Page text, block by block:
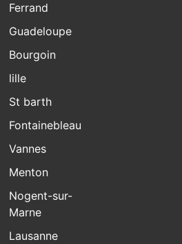
Ferrand
Guadeloupe
Bourgoin
lille
St barth
Fontainebleau
Vannes
Menton
Nogent-sur-
Marne
Lausanne